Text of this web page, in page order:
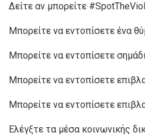
Δείτε αν μπορείτε
Μπορείτε να εντοπίσετε ένα
Μπορείτε να εντοπίσετε
Μπορείτε να εντοπίσετε
Μπορείτε να εντοπίσετε
Ελέγξτε τα μέσα κοινωνικής